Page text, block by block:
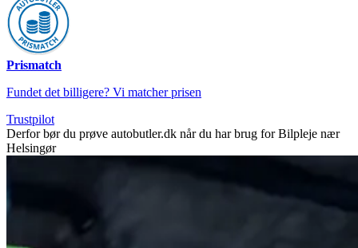
Prismatch
Fundet det billigere? Vi matcher prisen
Trustpilot
Derfor bør du prøve autobutler.dk når du har brug for Bilpleje nær
Helsingør